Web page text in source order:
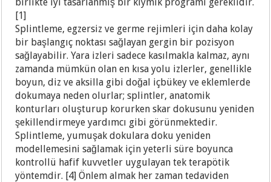
[1]
Splintleme, egzersiz ve germe rejimleri için daha kolay
bir başlangıç noktası sağlayan gergin bir pozisyon
sağlayabilir. Yara izleri sadece kasılmakla kalmaz, aynı
zamanda mümkün olan en kısa yolu izlerler, genellikle
boyun, diz ve aksilla gibi doğal içbükey ve eklemlerde
dokumaya neden olurlar; splintler, anatomik
konturları oluşturup korurken skar dokusunu yeniden
şekillendirmeye yardımcı gibi görünmektedir.
Splintleme, yumuşak dokulara doku yeniden
modellemesini sağlamak için yeterli süre boyunca
kontrollü hafif kuvvetler uygulayan tek terapötik
yöntemdir. [4] Önlem almak her zaman tedaviden